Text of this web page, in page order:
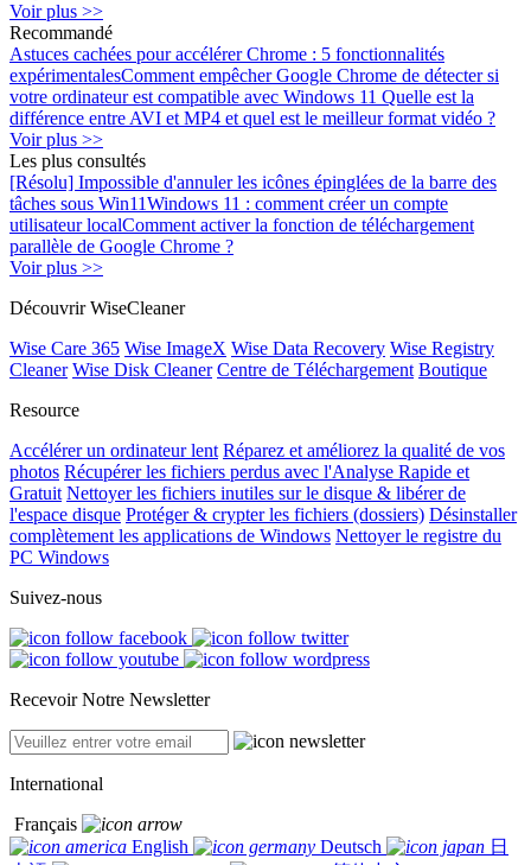
Voir plus >>
Recommandé
Astuces cachées pour accélérer Chrome : 5 fonctionnalités
expérimentalesComment empêcher Google Chrome de détecter si
votre ordinateur est compatible avec Windows 11 Quelle est la
différence entre AVI et MP4 et quel est le meilleur format vidéo ?
Voir plus >>
Les plus consultés
[Résolu] Impossible d'annuler les icônes épinglées de la barre des
tâches sous Win11Windows 11 : comment créer un compte
utilisateur localComment activer la fonction de téléchargement
parallèle de Google Chrome ?
Voir plus >>
Découvrir WiseCleaner
Wise Care 365 Wise ImageX Wise Data Recovery Wise Registry
Cleaner Wise Disk Cleaner Centre de Téléchargement Boutique
Resource
Accélérer un ordinateur lent Réparez et améliorez la qualité de vos
photos Récupérer les fichiers perdus avec l'Analyse Rapide et
Gratuit Nettoyer les fichiers inutiles sur le disque & libérer de
l'espace disque Protéger & crypter les fichiers (dossiers) Désinstaller
complètement les applications de Windows Nettoyer le registre du
PC Windows
Suivez-nous
Recevoir Notre Newsletter
International
Français
English
Deutsch
日